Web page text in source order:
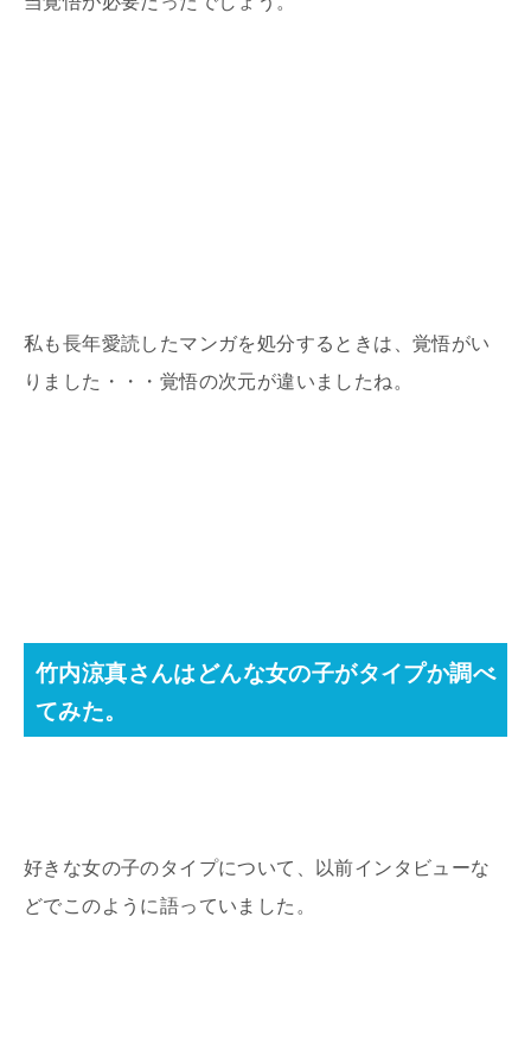
私も長年愛読したマンガを処分するときは、覚悟がい
りました・・・覚悟の次元が違いましたね。
竹内涼真さんはどんな女の子がタイプか調べ
てみた。
好きな女の子のタイプについて、以前インタビューな
どでこのように語っていました。